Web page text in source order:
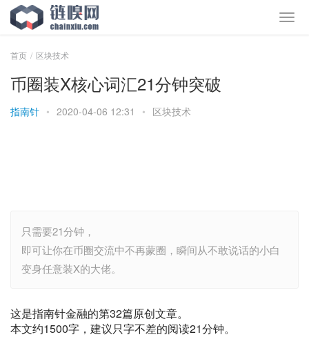
首页 区块技术
币圈装X核心词汇21分钟突破
指南针 • 2020-04-06 12:31 • 区块技术
只需要21分钟，
即可让你在币圈交流中不再蒙圈，瞬间从不敢说话的小白
变身任意装X的大佬。
这是指南针金融的第32篇原创文章。
本文约1500字，建议只字不差的阅读21分钟。